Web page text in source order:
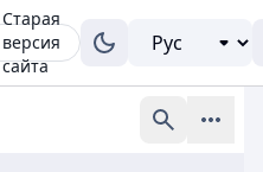
Старая
версия
сайта